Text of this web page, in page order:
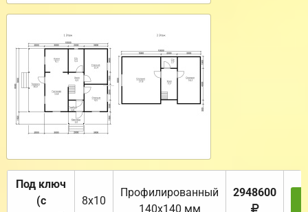
Под ключ
(с
8х10
Профилированный
140х140 мм
2948600